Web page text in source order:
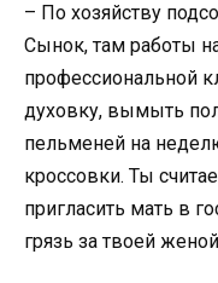
– По хозяйству
Сынок, там работы
профессиональной
духовку, вымыть
пельменей на
кроссовки. Ты
пригласить мать в
грязь за твоей